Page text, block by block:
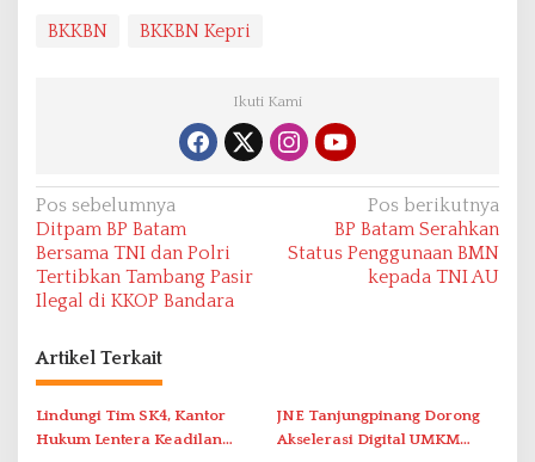
BKKBN BKKBN Kepri
Ikuti Kami
N
a
v
i
g
a
s
i
Pos sebelumnya
Ditpam BP Batam
Bersama TNI dan Polri
Tertibkan Tambang Pasir
Ilegal di KKOP Bandara
Pos berikutnya
BP Batam Serahkan
Status Penggunaan BMN
kepada TNI AU
Artikel Terkait
Lindungi Tim SK4, Kantor
Hukum Lentera Keadilan
JNE Tanjungpinang Dorong
Akselerasi Digital UMKM